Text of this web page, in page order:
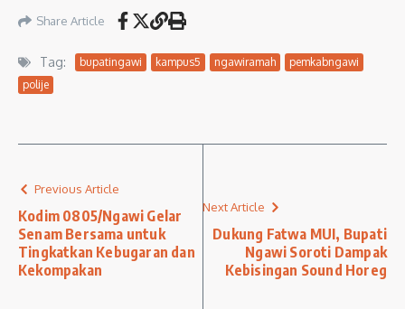
Share Article
Tag: bupatingawi kampus5 ngawiramah
pemkabngawi
polije
Previous Article
Kodim 0805/Ngawi Gelar
Senam Bersama untuk
Tingkatkan Kebugaran dan
Kekompakan
Next Article
Dukung Fatwa MUI, Bupati
Ngawi Soroti Dampak
Kebisingan Sound Horeg